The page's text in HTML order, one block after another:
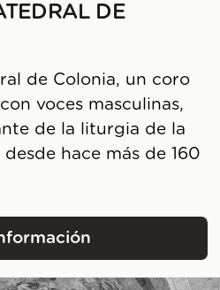
DE
de Colonia, un coro
voces masculinas,
de la liturgia de la
hace más de 160